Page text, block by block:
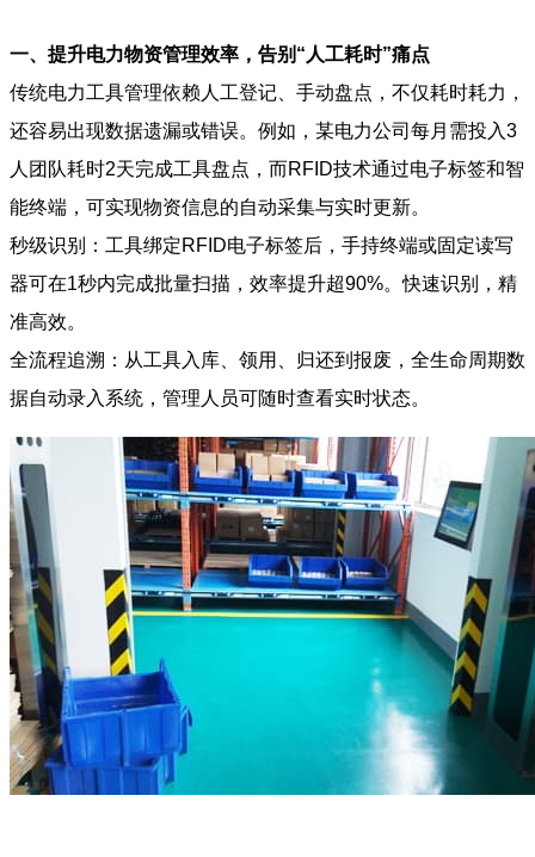
一、提升电力物资管理效率，告别“人工耗时”痛点
传统电力工具管理依赖人工登记、手动盘点，不仅耗时耗力，
还容易出现数据遗漏或错误。例如，某电力公司每月需投入3
人团队耗时2天完成工具盘点，而RFID技术通过电子标签和智
能终端，可实现物资信息的自动采集与实时更新。
秒级识别：工具绑定RFID电子标签后，手持终端或固定读写
器可在1秒内完成批量扫描，效率提升超90%。快速识别，精
准高效。
全流程追溯：从工具入库、领用、归还到报废，全生命周期数
据自动录入系统，管理人员可随时查看实时状态。